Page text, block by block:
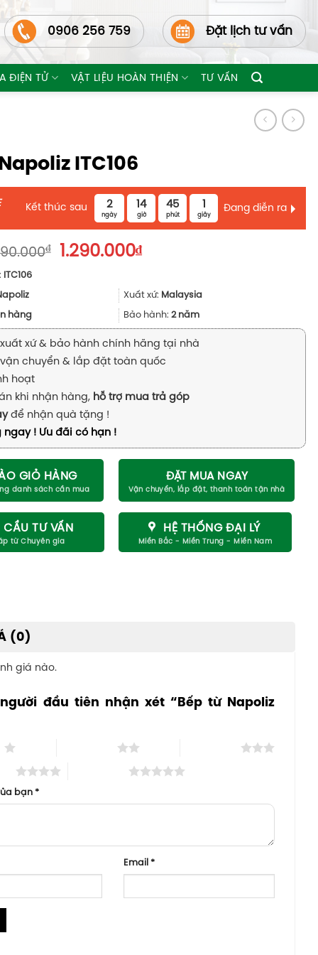
0906 256 759 Đặt lịch tư vấn
ĐIỆN TỬ VẬT LIỆU HOÀN THIỆN TƯ VẤN
ITC106
Kết thúc sau 2
ngày
14
giờ
45
phút
0
giây
Đang diễn ra
₫
Giá
1.990.000₫.
1.290.000₫Giá
là:
1.290.000₫.
ITC106
Xuất xứ: Malaysia
hàng Bảo hành: 2 năm
xứ & bảo hành chính hãng tại nhà
chuyển & lắp đặt toàn quốc
hoạt
khi nhận hàng, hỗ trợ mua trả góp
để nhận quà tặng !
! Ưu đãi có hạn !
GIỎ HÀNG ĐẶT MUA NGAY
CẦU TƯ VẤN HỆ THỐNG ĐẠI LÝ
(0)
giá nào.
đầu tiên nhận xét “Bếp từ Napoliz
bạn*
Email*